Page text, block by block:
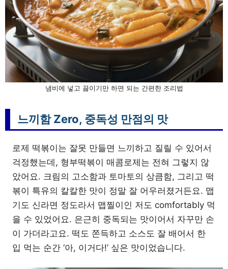
냄비에 넣고 끓이기만 하면 되는 간편한 조리법
느끼함 Zero, 중독성 만점의 맛
로제 떡볶이는 잘못 만들면 느끼하고 질릴 수 있어서
걱정했는데, 형부떡볶이 매콤로제는 전혀 그렇지 않
았어요. 크림의 고소함과 토마토의 상큼함, 그리고 떡
볶이 특유의 칼칼한 맛이 정말 잘 어우러졌거든요. 맵
기도 신라면 정도라서 맵찔이인 저도 comfortably 먹
을 수 있었어요. 은근히 중독되는 맛이어서 자꾸만 손
이 가더라고요. 떡도 쫀득하고 소스도 잘 배어서 한
입 먹는 순간 ‘아, 이거다!’ 싶은 맛이었습니다.